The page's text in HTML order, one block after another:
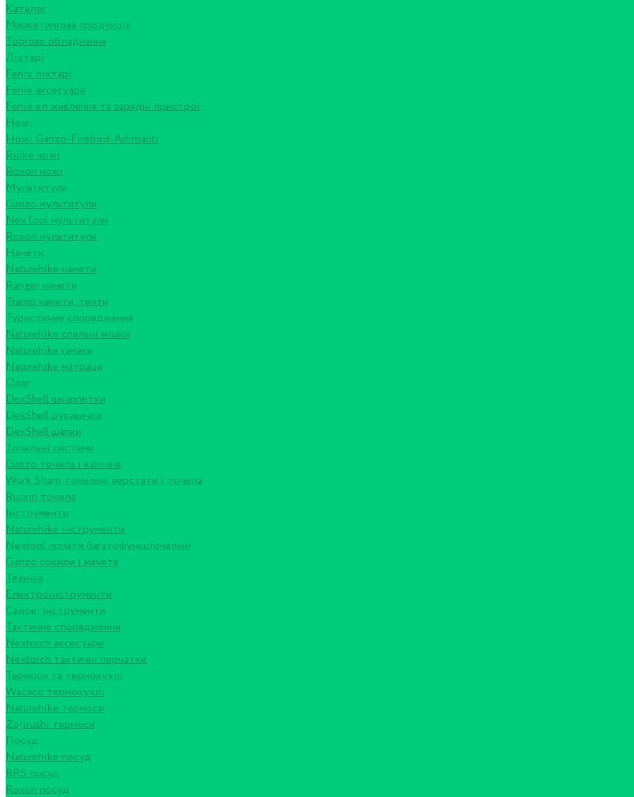
Каталог
Маркетингова продукція
Торгове обладнання
Ліхтарі
Fenix ліхтарі
Fenix аксесуари
Fenix ел живлення та зарядні пристрої
Ножі
Ножі Ganzo-Firebird-Adimanti
Ruike ножі
Roxon ножi
Мультитули
Ganzo мультитули
NexTool мультитули
Roxon мультитули
Намети
Naturehike намети
Ranger намети
Tramp намети, тенти
Туристичне спорядження
Naturehike спальні мішки
Naturehike гамаки
Naturehike матраци
Одяг
DexShell шкарпетки
DexShell рукавички
DexShell шапки
Точильні системи
Ganzo точила і каміння
Work Sharp точильні верстати і точила
Ruixin точила
Інструменти
Naturehike інструменти
Nextool лопати багатофункціональні
Ganzo сокири і мачете
Техніка
Електроінструменти
Садові інструменти
Тактичне спорядження
Nextorch аксесуари
Nextorch тактичні перчатки
Термоси та термокухлі
Wacaco термокухлі
Naturehike термоси
Zojirushi термоси
Посуд
Naturehike посуд
BRS посуд
Roxon посуд